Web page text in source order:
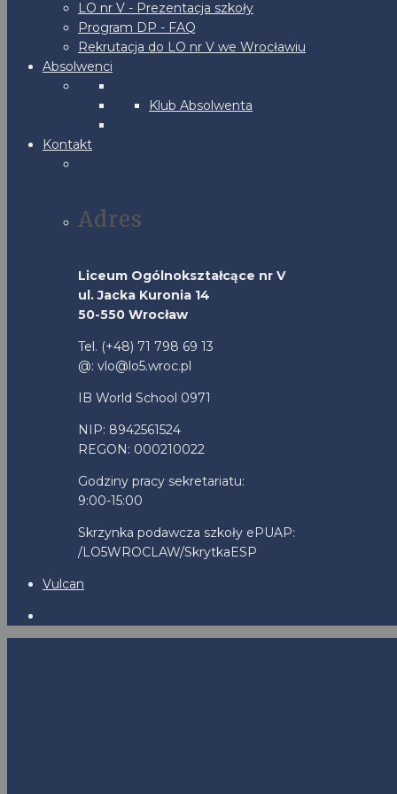
LO nr V - Prezentacja szkoły
Program DP - FAQ
Rekrutacja do LO nr V we Wrocławiu
Absolwenci
Klub Absolwenta
Kontakt
Adres
Liceum Ogólnokształcące nr V
ul. Jacka Kuronia 14
50-550 Wrocław
Tel. (+48) 71 798 69 13
@: vlo@lo5.wroc.pl
IB World School 0971
NIP: 8942561524
REGON: 000210022
Godziny pracy sekretariatu:
9:00-15:00
Skrzynka podawcza szkoły ePUAP:
/LO5WROCLAW/SkrytkaESP
Vulcan